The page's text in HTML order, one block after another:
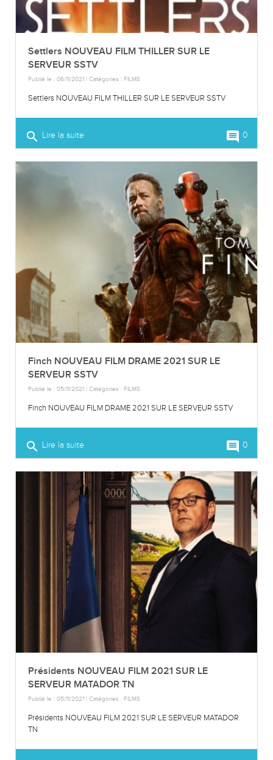
Settlers NOUVEAU FILM THILLER SUR LE
SERVEUR SSTV
Publié le : 06/11/2021 | Catégories : FILMS
Settlers NOUVEAU FILM THILLER SUR LE SERVEUR SSTV
search Lire la suite comment 0
Finch NOUVEAU FILM DRAME 2021 SUR LE
SERVEUR SSTV
Publié le : 05/11/2021 | Catégories : FILMS
Finch NOUVEAU FILM DRAME 2021 SUR LE SERVEUR SSTV
search Lire la suite comment 0
Présidents NOUVEAU FILM 2021 SUR LE
SERVEUR MATADOR TN
Publié le : 05/11/2021 | Catégories : FILMS
Présidents NOUVEAU FILM 2021 SUR LE SERVEUR MATADOR
TN